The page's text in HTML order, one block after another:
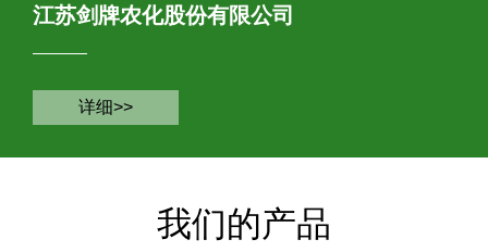
江苏剑牌农化股份有限公司
详细>>
我们的产品